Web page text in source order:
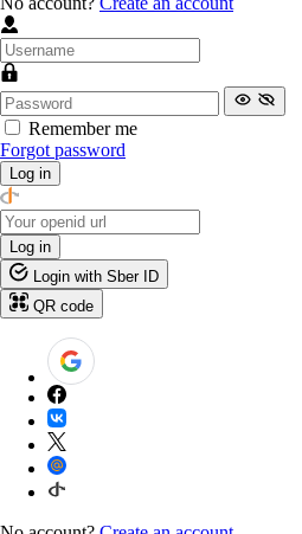
Remember me
Forgot password
Log in
Log in
Login with Sber ID
QR code